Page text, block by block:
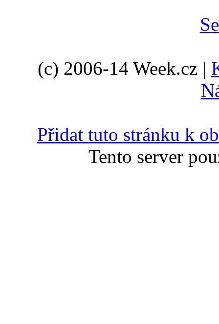
(c) 2006-14 Week.cz |
Přidat tuto stránku k
Tento server